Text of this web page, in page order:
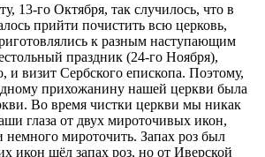
13-го Октября, так случилось, что в
прийти почистить всю церковь,
к разным наступающим
праздник (24-го Ноября),
и визит Сербского епископа. Поэтому,
прихожанину нашей церкви была
Во время чистки церкви мы никак
глаза от двух мироточивых икон,
немного мироточить. Запах роз был
икон шёл запах роз, но от Иверской